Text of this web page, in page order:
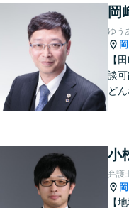
に
数
応
岡
ゆう
【
談可
ど
て
向
よ
小
弁護
【